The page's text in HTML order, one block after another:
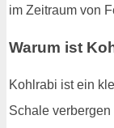
im Zeitraum von
Warum ist
Kohlrabi ist ein
Schale